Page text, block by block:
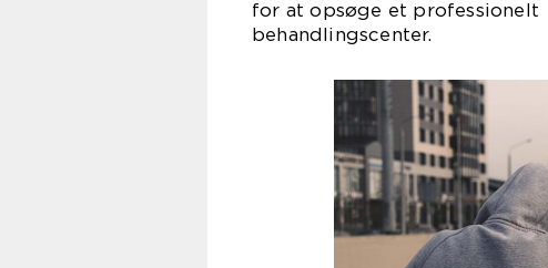
for at opsøge et professionelt